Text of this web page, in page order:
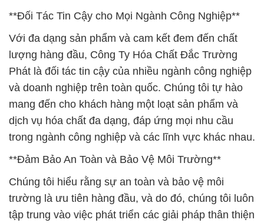
**Đối Tác Tin Cậy cho Mọi Ngành Công Nghiệp**
Với đa dạng sản phẩm và cam kết đem đến chất
lượng hàng đầu, Công Ty Hóa Chất Đắc Trường
Phát là đối tác tin cậy của nhiều ngành công nghiệp
và doanh nghiệp trên toàn quốc. Chúng tôi tự hào
mang đến cho khách hàng một loạt sản phẩm và
dịch vụ hóa chất đa dạng, đáp ứng mọi nhu cầu
trong ngành công nghiệp và các lĩnh vực khác nhau.
**Đảm Bảo An Toàn và Bảo Vệ Môi Trường**
Chúng tôi hiểu rằng sự an toàn và bảo vệ môi
trường là ưu tiên hàng đầu, và do đó, chúng tôi luôn
tập trung vào việc phát triển các giải pháp thân thiện